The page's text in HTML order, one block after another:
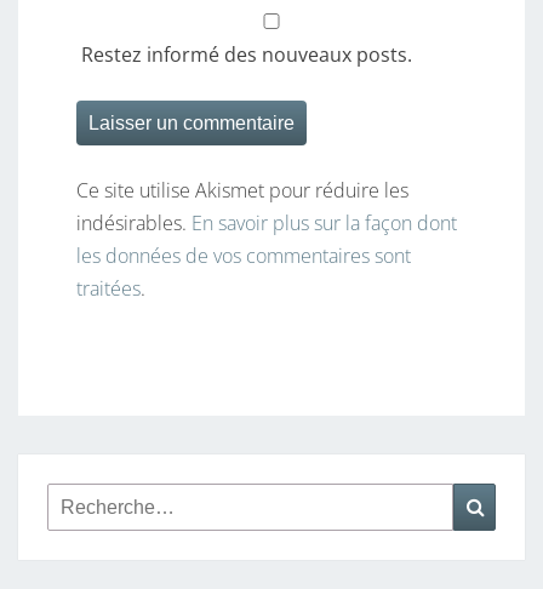
Restez informé des nouveaux posts.
Ce site utilise Akismet pour réduire les
indésirables. En savoir plus sur la façon dont
les données de vos commentaires sont
traitées.
Rechercher :